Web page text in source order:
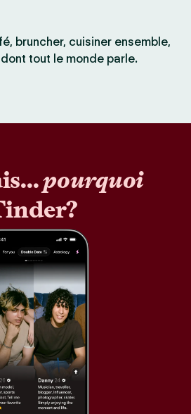
bruncher, cuisiner ensemble,
tout le monde parle.
pourquoi